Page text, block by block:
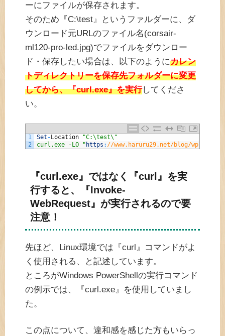
ーにファイルが保存されます。
そのため『C:\test』というファルダーに、ダ
ウンロード元URLのファイル名(corsair-
ml120-pro-led.jpg)でファイルをダウンロー
ド・保存したい場合は、以下のようにカレン
トディレクトリーを保存先フォルダーに変更
してから、『curl.exe』を実行してくださ
い。
1
2
Set - Location
"C:\test\"
curl.exe -LO " https : //www.haruru29.net/blog/wp-
『curl.exe』ではなく『curl』を実
行すると、『Invoke-
WebRequest』が実行されるので要
注意！
先ほど、Linux環境では『curl』コマンドがよ
く使用される、と記述しています。
ところがWindows PowerShellの実行コマンド
の例示では、『curl.exe』を使用していまし
た。
この点について、違和感を感じた方もいらっ